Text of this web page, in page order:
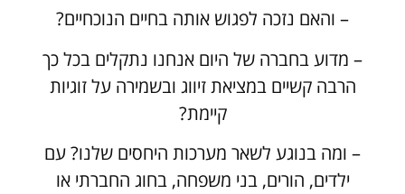
– והאם נזכה לפגוש אותה בחיים הנוכחיים?
– מדוע בחברה של היום אנחנו נתקלים בכל כך
הרבה קשיים במציאת זיווג ובשמירה על זוגיות
קיימת?
– ומה בנוגע לשאר מערכות היחסים שלנו? עם
ילדים, הורים, בני משפחה, בחוג החברתי או